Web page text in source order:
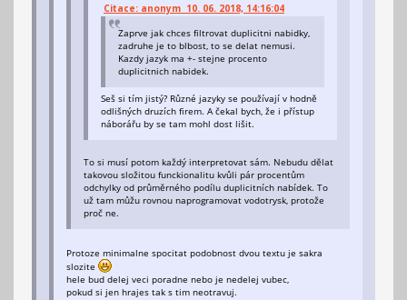
Citace: anonym 10. 06. 2018, 14:16:04
Zaprve jak chces filtrovat duplicitni nabidky,
zadruhe je to blbost, to se delat nemusi.
Kazdy jazyk ma +- stejne procento
duplicitnich nabidek.
Seš si tím jistý? Různé jazyky se používají v hodně
odlišných druzích firem. A čekal bych, že i přístup
náborářu by se tam mohl dost lišit.
To si musí potom každý interpretovat sám. Nebudu dělat
takovou složitou funckionalitu kvůli pár procentům
odchylky od průměrného podílu duplicitních nabídek. To
už tam můžu rovnou naprogramovat vodotrysk, protože
proč ne.
Protoze minimalne spocitat podobnost dvou textu je sakra
slozite
hele bud delej veci poradne nebo je nedelej vubec,
pokud si jen hrajes tak s tim neotravuj.